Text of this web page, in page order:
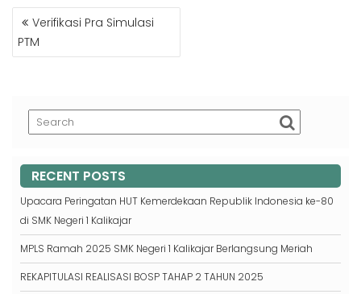
POST
NAVIGATION
Verifikasi Pra Simulasi
PTM
RECENT POSTS
Upacara Peringatan HUT Kemerdekaan Republik Indonesia ke-80
di SMK Negeri 1 Kalikajar
MPLS Ramah 2025 SMK Negeri 1 Kalikajar Berlangsung Meriah
REKAPITULASI REALISASI BOSP TAHAP 2 TAHUN 2025